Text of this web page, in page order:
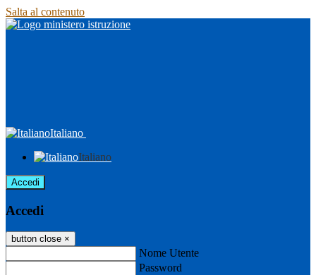
Salta al contenuto
Italiano
Italiano
Accedi
Accedi
button close ×
Nome Utente
Password